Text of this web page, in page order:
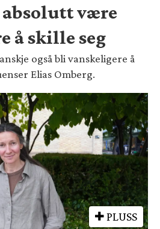
absolutt være
å skille seg
også bli vanskeligere å
Elias Omberg.
PLUSS